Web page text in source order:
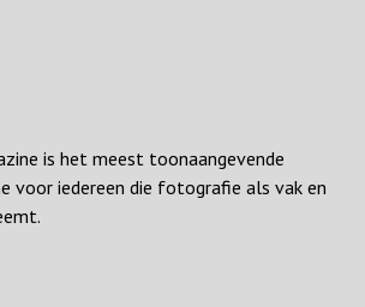
is het meest toonaangevende
voor iedereen die fotografie als vak en